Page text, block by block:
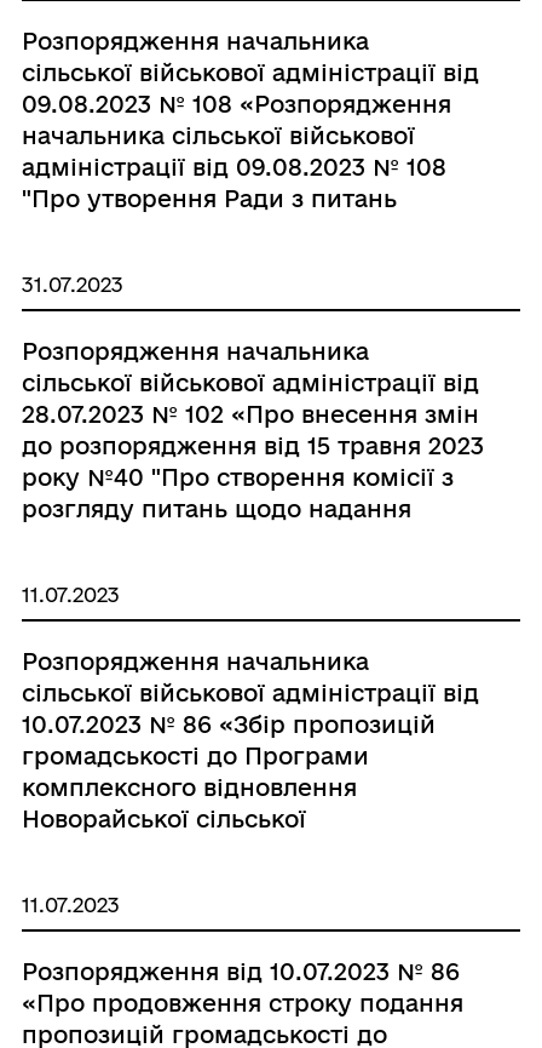
Розпорядження начальника
сільської військової адміністрації від
09.08.2023 № 108 «Розпорядження
начальника сільської військової
адміністрації від 09.08.2023 № 108
"Про утворення Ради з питань
адміністрації"»
31.07.2023
Розпорядження начальника
сільської військової адміністрації від
28.07.2023 № 102 «Про внесення змін
до розпорядження від 15 травня 2023
року №40 "Про створення комісії з
розгляду питань щодо надання
бойових дій, терористичних актів,
агресією Російської Федерації проти
України на території Новорайської
сільської територіальної громади"»
11.07.2023
Розпорядження начальника
сільської військової адміністрації від
10.07.2023 № 86 «Збір пропозицій
громадськості до Програми
комплексного відновлення
Новорайської сільської
області (її частини)»
11.07.2023
Розпорядження від 10.07.2023 № 86
«Про продовження строку подання
пропозицій громадськості до